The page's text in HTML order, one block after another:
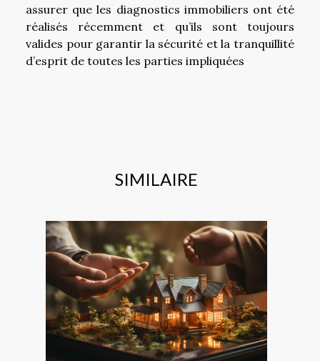
assurer que les diagnostics immobiliers ont été
réalisés récemment et qu’ils sont toujours
valides pour garantir la sécurité et la tranquillité
d’esprit de toutes les parties impliquées
SIMILAIRE